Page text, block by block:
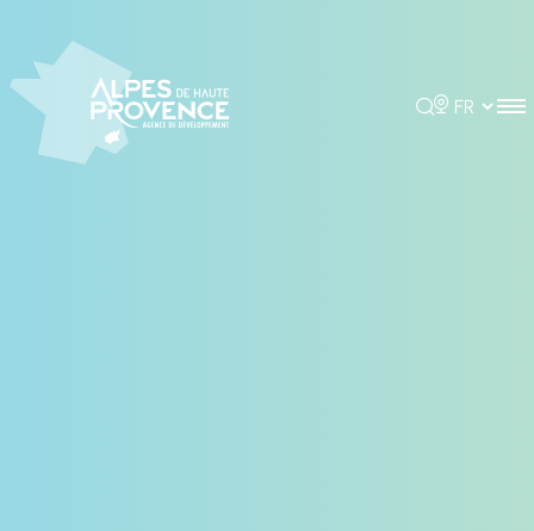
Rechercher
Choisir la